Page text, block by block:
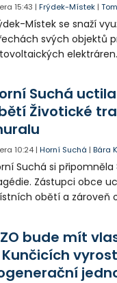
15:43 |Frýdek-Místek |
Místek se snaží
svých objektů
Suchá
Životické
10:24 |Horní Suchá |Bára
Suchá si
Zástupci obce
obětí a zároveň
bude mít
Kunčicích